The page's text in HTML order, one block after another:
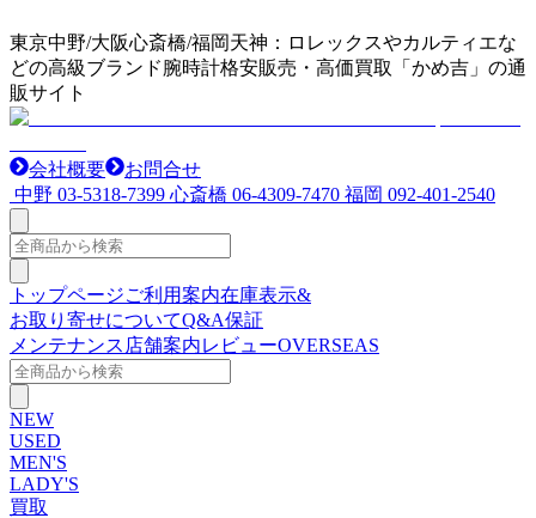
東京中野/大阪心斎橋/福岡天神：ロレックスやカルティエな
どの高級ブランド腕時計格安販売・高価買取「かめ吉」の通
販サイト
会社概要
お問合せ
中野 03-5318-7399 心斎橋 06-4309-7470 福岡 092-401-2540
トップページご利用案内在庫表示&
お取り寄せについてQ&A保証
メンテナンス 店舗案内レビューOVERSEAS
NEW
USED
MEN'S
LADY'S
買取